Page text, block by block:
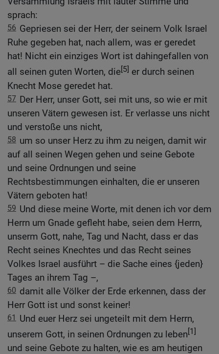
sprach:
56 Gepriesen sei der Herr, der seinem Volk Israel
Ruhe gegeben hat, nach allem, was er geredet
hat! Nicht ein einziges Wort ist dahingefallen von
all seinen guten Worten, die[5] er durch seinen
Knecht Mose geredet hat.
57 Der Herr, unser Gott, sei mit uns, so wie er mit
unseren Vätern gewesen ist. Er verlasse uns nicht
und verstoße uns nicht,
58 um so unser Herz zu ihm zu neigen, damit wir
auf all seinen Wegen gehen und seine Gebote
und seine Ordnungen und seine
Rechtsbestimmungen einhalten, die er unseren
Vätern geboten hat!
59 Und diese meine Worte, mit denen ich vor dem
Herrn um Gnade gefleht habe, seien dem Herrn,
unserm Gott, nahe, Tag und Nacht, dass er das
Recht seines Knechtes und das Recht seines
Volkes Israel ausführt – die Sache eines {jeden}
Tages an ihrem Tag –,
60 damit alle Völker der Erde erkennen, dass der
Herr Gott ist und sonst keiner!
61 Und euer Herz sei ungeteilt mit dem Herrn,
unserem Gott, in seinen Ordnungen zu leben[1]
und seine Gebote zu halten, wie es am heutigen